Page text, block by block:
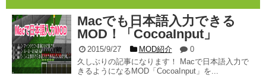
Macでも日本語入力できる
MOD！「CocoaInput」
2015/9/27 MOD紹介
0
久しぶりの記事になります！ Macで日本語入力で
きるようになるMOD「CocoaInput」を...